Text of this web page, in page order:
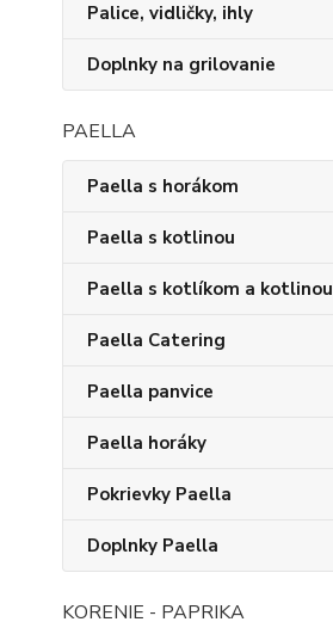
Palice, vidličky, ihly
Doplnky na grilovanie
PAELLA
Paella s horákom
Paella s kotlinou
Paella s kotlíkom a kotlinou
Paella Catering
Paella panvice
Paella horáky
Pokrievky Paella
Doplnky Paella
KORENIE - PAPRIKA